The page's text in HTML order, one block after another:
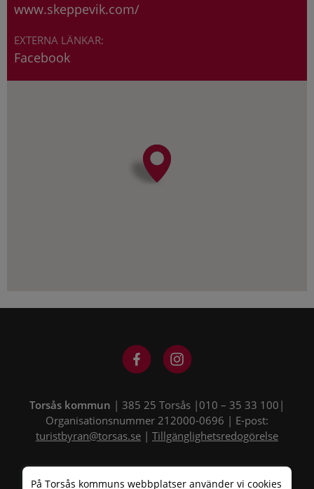
www.skeppevik.com/
Facebook
På Torsås kommuns webbplatser använder vi cookies
Torsås kommun | 385 25 Torsås |010 – 35 33 100|
Organisationsnummer 212000-0696 | E-post:
turistbyran@torsas.se | Tillgänglighetsredogörelse